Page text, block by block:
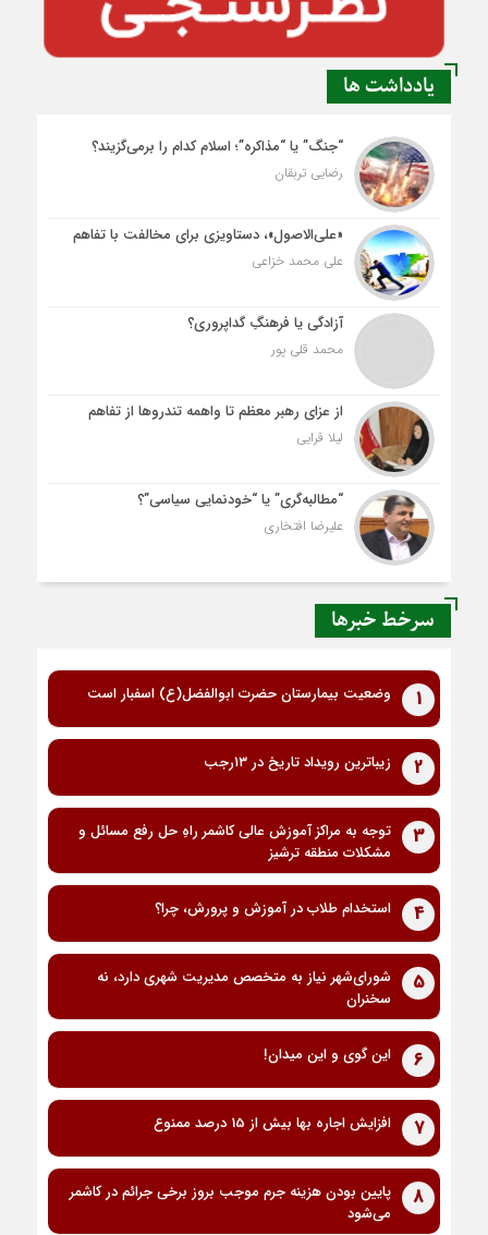
یادداشت ها
“جنگ” یا “مذاکره”؛ اسلام کدام را برمی‌گزیند؟
رضایی تربقان
«علی‌الاصول»، دستاویزی برای مخالفت با تفاهم
علی محمد خزاعی
آزادگی یا فرهنگِ گداپروری؟
محمد قلی پور
از عزای رهبر معظم تا واهمه تندروها از تفاهم
لیلا قرایی
“مطالبه‌گری” یا “خودنمایی سیاسی”؟
علیرضا افتخاری
سرخط خبرها
1 وضعیت بیمارستان حضرت ابوالفضل(ع) اسفبار است
2 زیباترین رویداد تاریخ در ۱۳رجب
3
توجه به مراکز آموزش عالی کاشمر راهِ حل رفع مسائل و
مشکلات منطقه ترشیز
4 استخدام طلاب در آموزش و پرورش، چرا؟
5
شورای‌شهر نیاز به متخصص مدیریت شهری دارد، نه
سخنران
6 این گوی و این میدان!
7 افزایش اجاره بها بیش از 15 درصد ممنوع
8
پایین بودن هزینه جرم موجب بروز برخی جرائم در کاشمر
می‌شود